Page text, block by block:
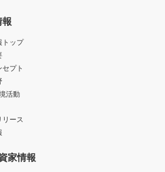
トップ
プト
活動
リース
家情報